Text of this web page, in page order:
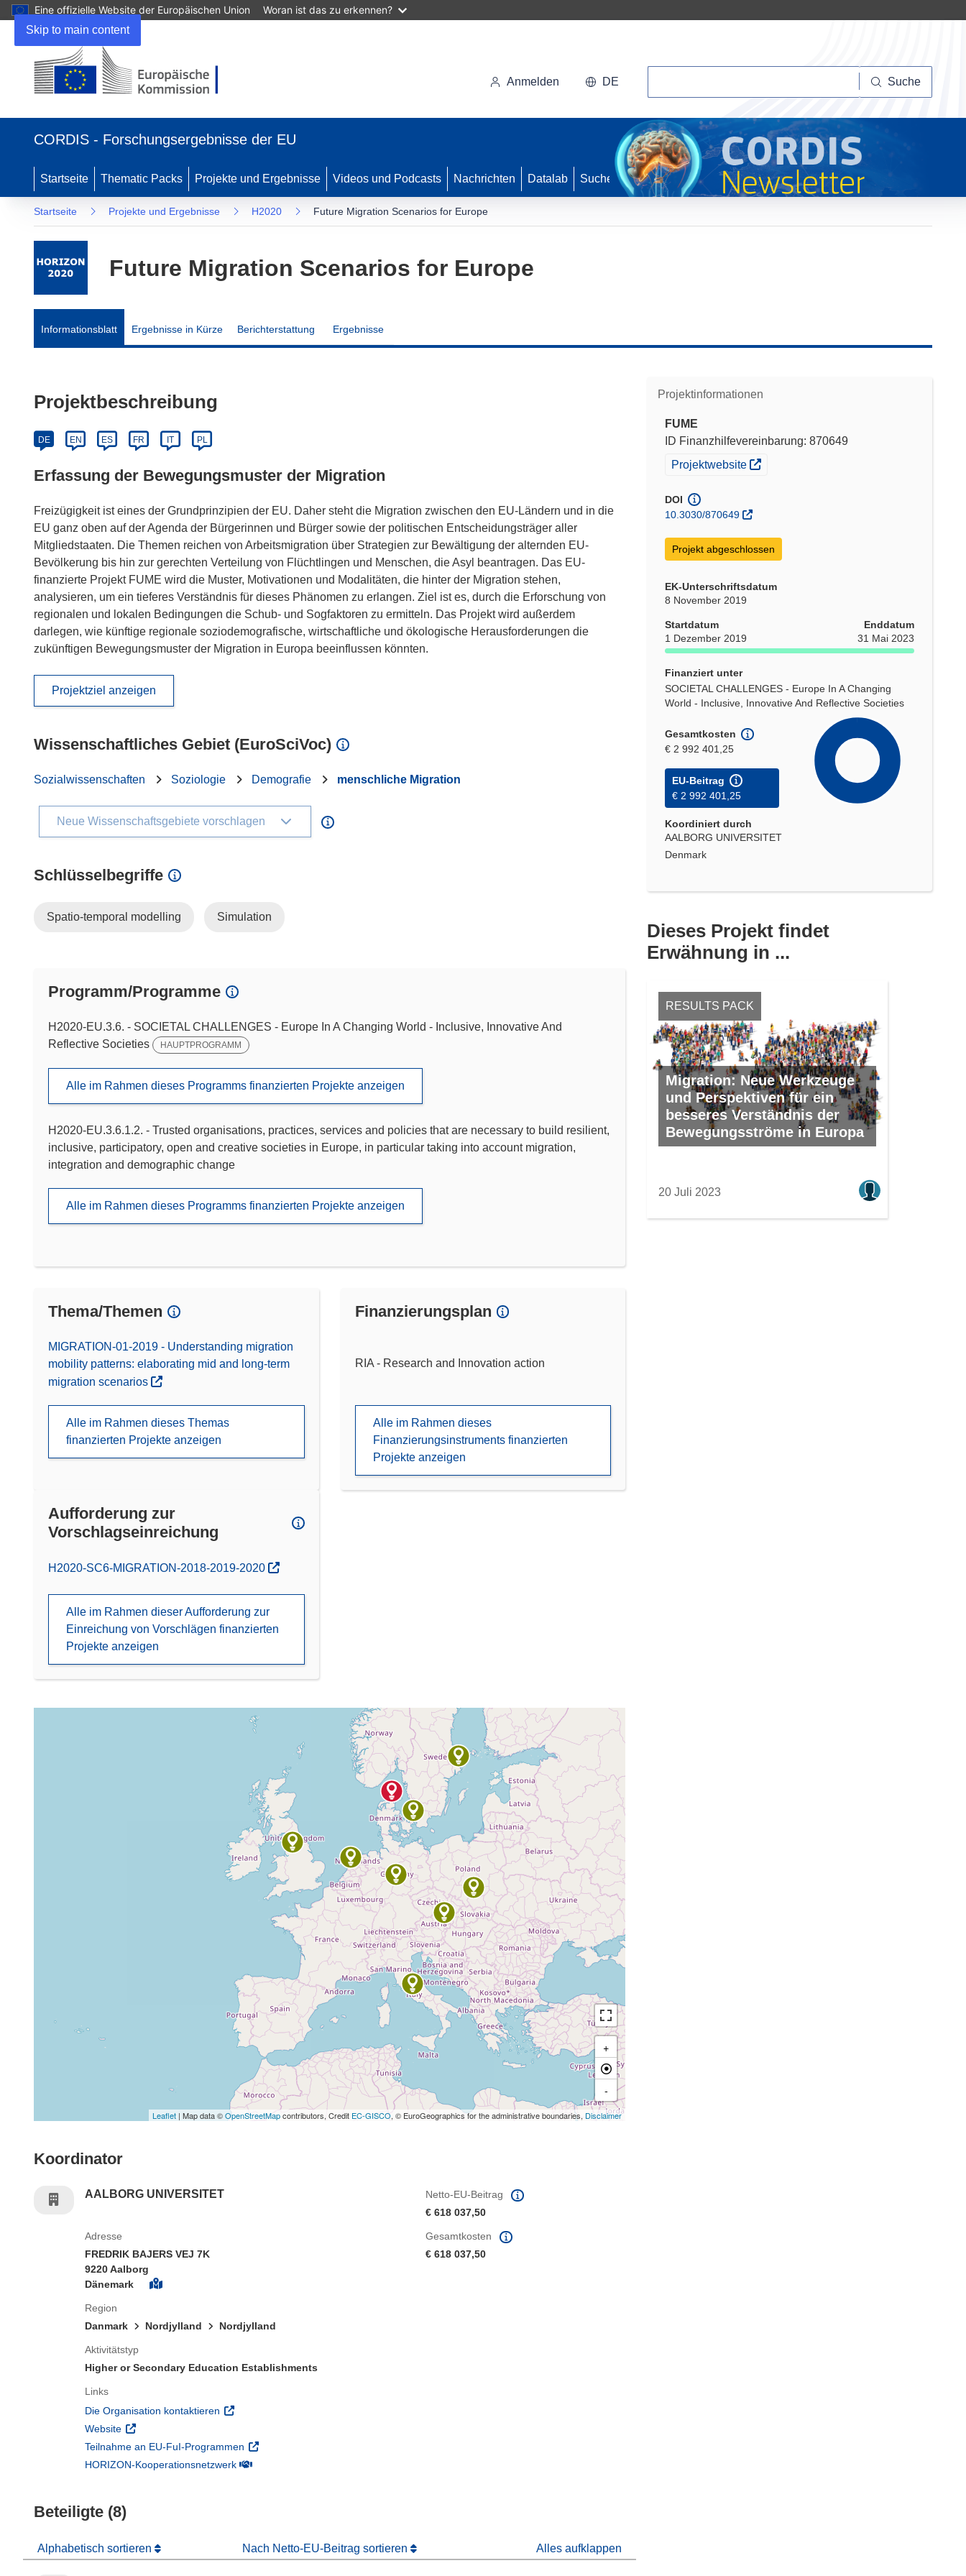
Skip to main content
Eine offizielle Website der Europäischen Union Woran ist das zu erkennen?
Anmelden DE Suche
CORDIS - Forschungsergebnisse der EU
Startseite Thematic Packs Projekte und Ergebnisse Videos und Podcasts Nachrichten Datalab Suche
Startseite Projekte und Ergebnisse H2020 Future Migration Scenarios for Europe
Future Migration Scenarios for Europe
Informationsblatt Ergebnisse in Kürze Berichterstattung Ergebnisse
Projektinformationen
FUME
ID Finanzhilfevereinbarung: 870649
(öffnet in neuem Fenster)
Projektwebsite
DOI
10.3030/870649
Projekt abgeschlossen
EK-Unterschriftsdatum
8 November 2019
Startdatum
1 Dezember 2019
Enddatum
31 Mai 2023
Finanziert unter
SOCIETAL CHALLENGES - Europe In A Changing
World - Inclusive, Innovative And Reflective Societies
Gesamtkosten
€ 2 992 401,25
EU-Beitrag
€ 2 992 401,25
Koordiniert durch
AALBORG UNIVERSITET
Denmark
Dieses Projekt findet
Erwähnung in ...
RESULTS PACK
Migration: Neue Werkzeuge
und Perspektiven für ein
besseres Verständnis der
Bewegungsströme in Europa
20 Juli 2023
Projektbeschreibung
DE EN ES FR IT PL
Erfassung der Bewegungsmuster der Migration
Freizügigkeit ist eines der Grundprinzipien der EU. Daher steht die Migration zwischen den EU-Ländern und in die
EU ganz oben auf der Agenda der Bürgerinnen und Bürger sowie der politischen Entscheidungsträger aller
Mitgliedstaaten. Die Themen reichen von Arbeitsmigration über Strategien zur Bewältigung der alternden EU-
Bevölkerung bis hin zur gerechten Verteilung von Flüchtlingen und Menschen, die Asyl beantragen. Das EU-
finanzierte Projekt FUME wird die Muster, Motivationen und Modalitäten, die hinter der Migration stehen,
analysieren, um ein tieferes Verständnis für dieses Phänomen zu erlangen. Ziel ist es, durch die Erforschung von
regionalen und lokalen Bedingungen die Schub- und Sogfaktoren zu ermitteln. Das Projekt wird außerdem
darlegen, wie künftige regionale soziodemografische, wirtschaftliche und ökologische Herausforderungen die
zukünftigen Bewegungsmuster der Migration in Europa beeinflussen könnten.
Projektziel anzeigen
Wissenschaftliches Gebiet (EuroSciVoc)
Sozialwissenschaften Soziologie Demografie menschliche Migration
Neue Wissenschaftsgebiete vorschlagen
Schlüsselbegriffe
Spatio-temporal modelling Simulation
Programm/Programme
H2020-EU.3.6. - SOCIETAL CHALLENGES - Europe In A Changing World - Inclusive, Innovative And
Reflective Societies
HAUPTPROGRAMM
Alle im Rahmen dieses Programms finanzierten Projekte anzeigen
H2020-EU.3.6.1.2. - Trusted organisations, practices, services and policies that are necessary to build resilient,
inclusive, participatory, open and creative societies in Europe, in particular taking into account migration,
integration and demographic change
Alle im Rahmen dieses Programms finanzierten Projekte anzeigen
Thema/Themen
MIGRATION-01-2019 - Understanding migration
mobility patterns: elaborating mid and long-term
migration scenarios
Alle im Rahmen dieses Themas
finanzierten Projekte anzeigen
Finanzierungsplan
RIA - Research and Innovation action
Alle im Rahmen dieses
Finanzierungsinstruments finanzierten
Projekte anzeigen
Aufforderung zur
Vorschlagseinreichung
(öffnet in neuem Fenster)
H2020-SC6-MIGRATION-2018-2019-2020
Alle im Rahmen dieser Aufforderung zur
Einreichung von Vorschlägen finanzierten
Projekte anzeigen
+
-
Leaflet | Map data ©OpenStreetMapcontributors, Credit EC-GISCO, © EuroGeographics for the administrative boundaries, Disclaimer
Koordinator
AALBORG UNIVERSITET
Netto-EU-Beitrag
€ 618 037,50
Adresse
FREDRIK BAJERS VEJ 7K
9220 Aalborg
Dänemark
Region
Danmark
Nordjylland Nordjylland
Aktivitätstyp
Higher or Secondary Education Establishments
Links
Die Organisation kontaktieren (öffnet in neuem Fenster)
Website (öffnet in neuem Fenster)
Teilnahme an EU-FuI-Programmen (öffnet in neuem Fenster)
HORIZON-Kooperationsnetzwerk(öffnet in neuem Fenster)
Gesamtkosten
€ 618 037,50
Beteiligte (8)
Alphabetisch sortieren Nach Netto-EU-Beitrag sortieren Alles aufklappen